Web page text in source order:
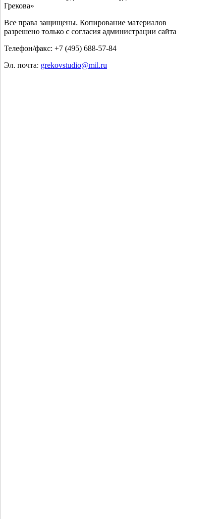
Грекова»
Все права защищены. Копирование материалов
разрешено только с согласия администрации сайта
Телефон/факс: +7 (495) 688-57-84
Эл. почта: grekovstudio@mil.ru